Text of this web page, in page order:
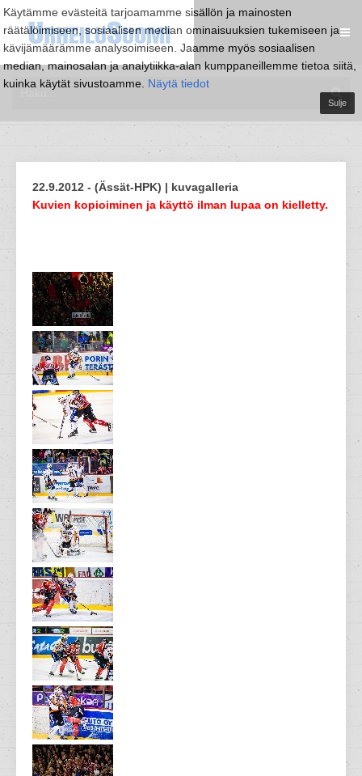
Käytämme evästeitä tarjoamamme sisällön ja mainosten
räätälöimiseen, sosiaalisen median ominaisuuksien tukemiseen ja
kävijämäärämme analysoimiseen. Jaamme myös sosiaalisen
median, mainosalan ja analytiikka-alan kumppaneillemme tietoa siitä,
kuinka käytät sivustoamme. Näytä tiedot
Sulje
22.9.2012 - (Ässät-HPK) | kuvagalleria
Kuvien kopioiminen ja käyttö ilman lupaa on kielletty.